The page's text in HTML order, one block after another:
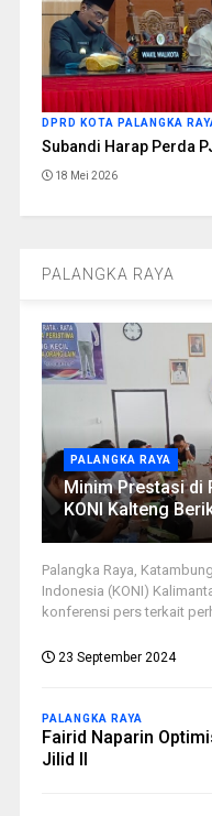
DPRD KOTA PALANGKA
Subandi Harap Perda
18 Mei 2026
PALANGKA RAYA
PALANGKA RAYA
Minim Prestasi di
KONI Kalteng
Palangka Raya,
Indonesia (KONI)
konferensi pers terkait
23 September 2024
PALANGKA RAYA
Fairid Naparin
Jilid II